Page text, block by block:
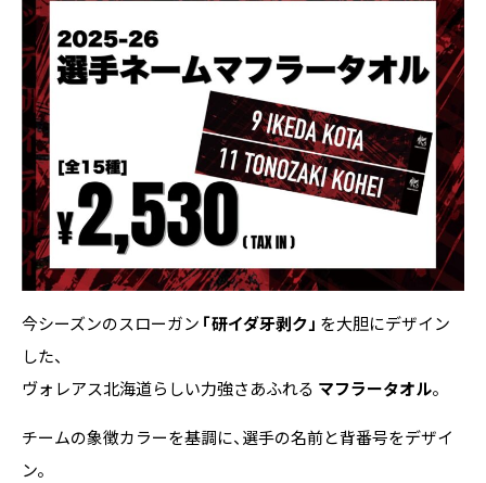
今シーズンのスローガン 「研イダ牙剥ク」 を大胆にデザイン
した、
ヴォレアス北海道らしい力強さあふれる マフラータオル。
チームの象徴カラーを基調に、選手の名前と背番号をデザイ
ン。